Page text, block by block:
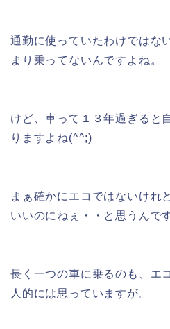
通勤に使っていたわけではな
まり乗ってないんですよね。
けど、車って１３年過ぎると
りますよね(^^;)
まぁ確かにエコではないけれ
いいのにねぇ・・と思うんで
長く一つの車に乗るのも、エ
人的には思っていますが。